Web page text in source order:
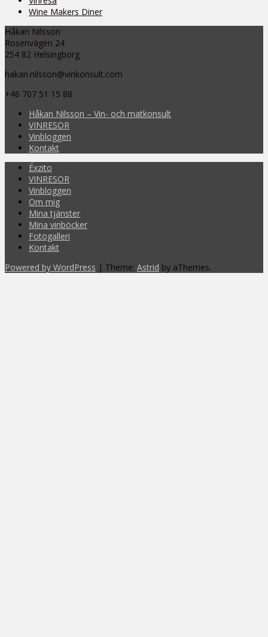
Wine Makers Diner
Håkan Nilsson
Rosenvägen 24
254 82 Helsingborg
hakan.nilsson@vinkonsult.com
+46 707 51 15 88
Håkan Nilsson – Vin- och matkonsult
VINRESOR
Vinbloggen
Kontakt
Éxzito
VINRESOR
Vinbloggen
Om mig
Mina tjänster
Mina vinböcker
Fotogalleri
Kontakt
Powered by WordPress | Theme: Astrid by aThemes.